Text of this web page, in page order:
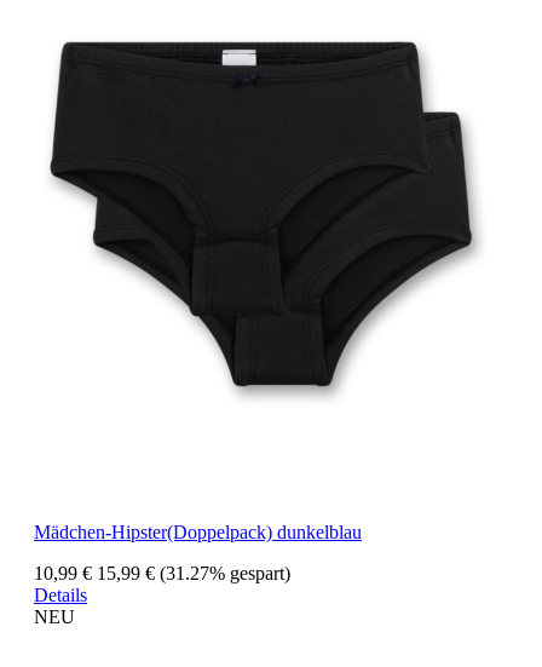
Mädchen-Hipster(Doppelpack) dunkelblau
10,99 € 15,99 € (31.27% gespart)
Details
NEU